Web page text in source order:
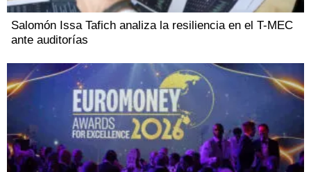
Salomón Issa Tafich analiza la resiliencia en el T-MEC
ante auditorías